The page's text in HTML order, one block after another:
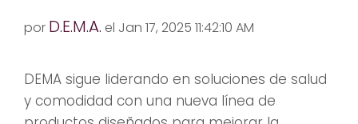
por D.E.M.A. el Jan 17, 2025 11:42:10 AM
DEMA sigue liderando en soluciones de salud
y comodidad con una nueva línea de